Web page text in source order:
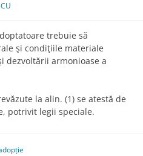
trebuie să
şi condiţiile materiale
dezvoltării armonioase a
la alin. (1) se atestă de
potrivit legii speciale.